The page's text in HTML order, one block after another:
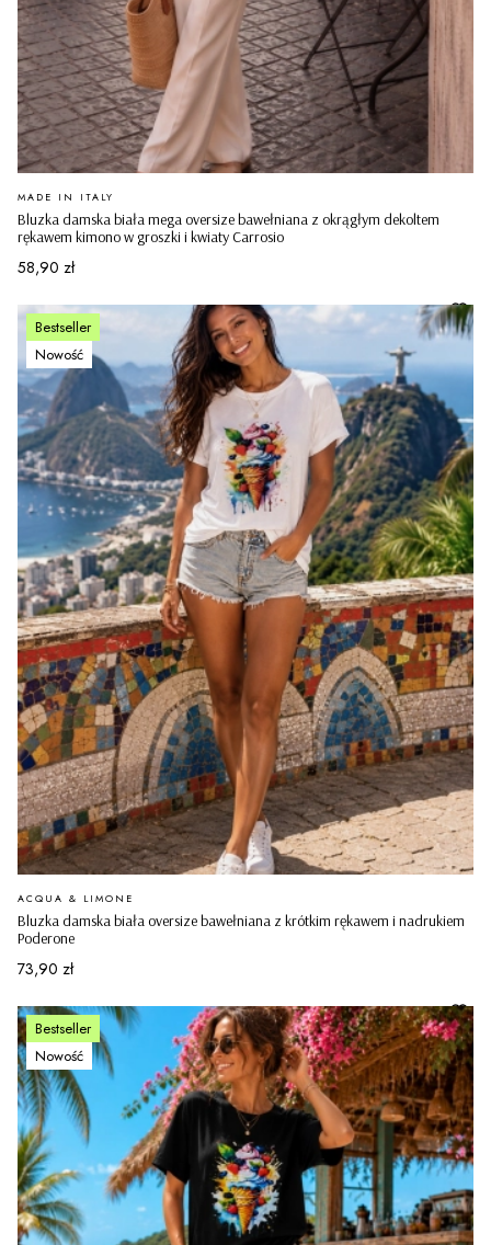
Bluzka damska biała mega oversize bawełniana z okrągłym dekoltem
rękawem kimono w groszki i kwiaty Carrosio
PRODUCENT
MADE IN ITALY
Cena
58,90 zł
Bestseller
Nowość
Bluzka damska biała oversize bawełniana z krótkim rękawem i nadrukiem
Poderone
PRODUCENT
ACQUA & LIMONE
Cena
73,90 zł
Bestseller
Nowość